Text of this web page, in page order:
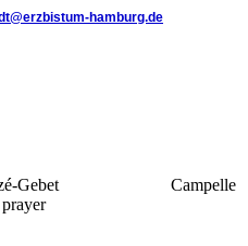
hamburg.de
Gebet
Campelle